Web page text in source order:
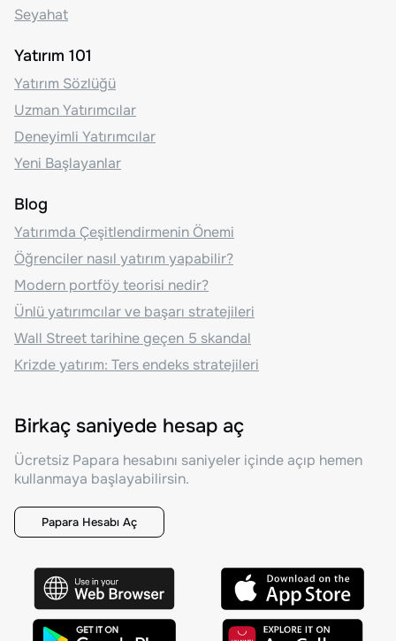
Seyahat
Yatırım 101
Yatırım Sözlüğü
Uzman Yatırımcılar
Deneyimli Yatırımcılar
Yeni Başlayanlar
Blog
Yatırımda Çeşitlendirmenin Önemi
Öğrenciler nasıl yatırım yapabilir?
Modern portföy teorisi nedir?
Ünlü yatırımcılar ve başarı stratejileri
Wall Street tarihine geçen 5 skandal
Krizde yatırım: Ters endeks stratejileri
Birkaç saniyede hesap aç
Ücretsiz Papara hesabını saniyeler içinde açıp hemen
kullanmaya başlayabilirsin.
Papara Hesabı Aç